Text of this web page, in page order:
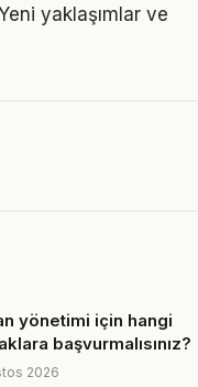
yaklaşımlar ve
yönetimi için hangi
başvurmalısınız?
2026